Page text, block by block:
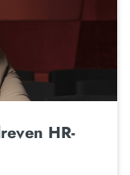
HR-